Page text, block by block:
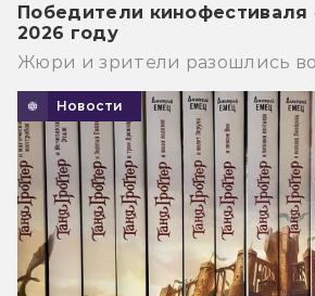
Победители кинофестиваля
2026 году
Жюри и зрители разошлись
Новости